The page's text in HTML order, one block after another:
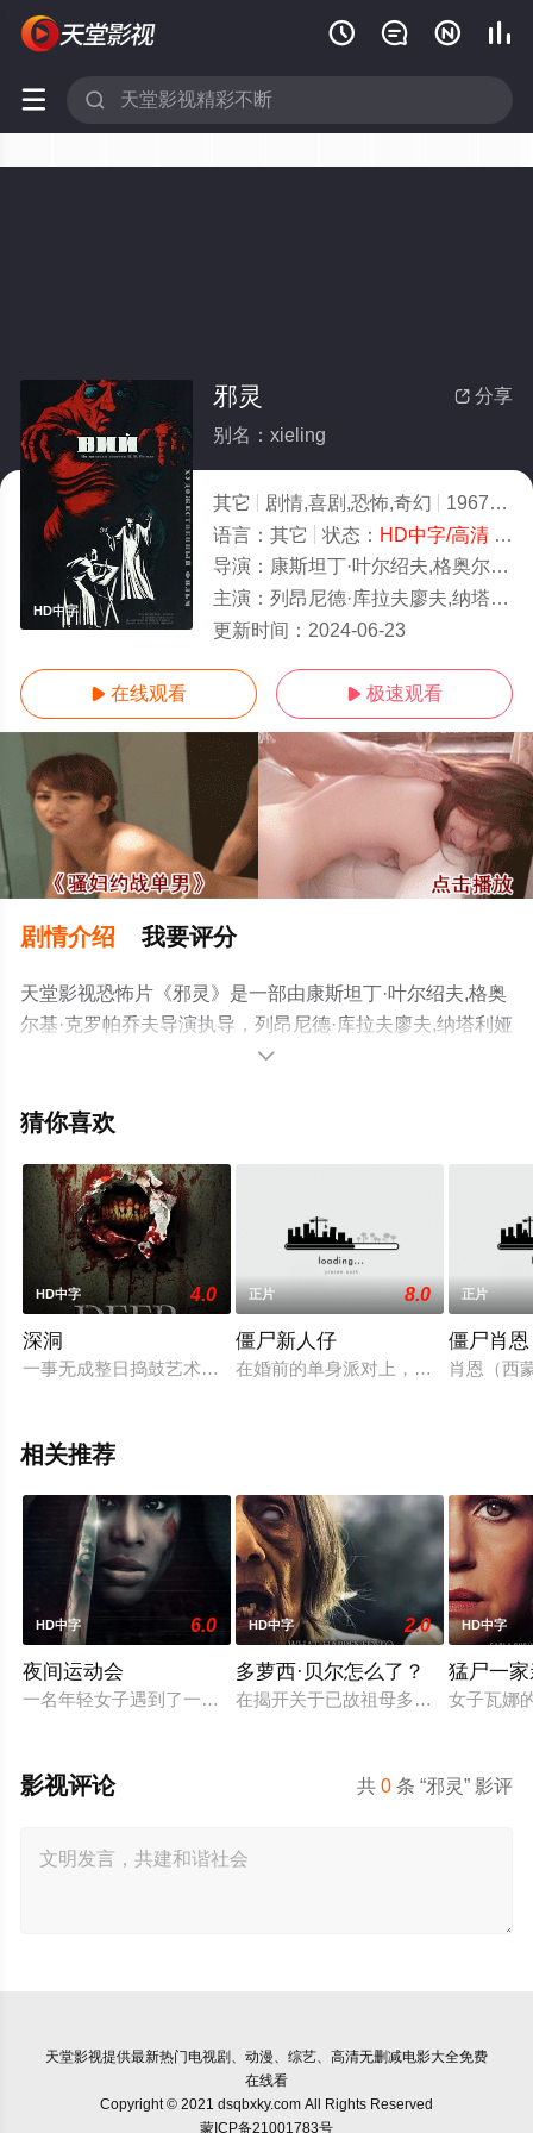
   
 
HD中字
 分享
邪灵
别名：xieling
其它 剧情,喜剧,恐怖,奇幻 1967
6.0
语言： 其它 状态： HD中字/高清- 免费在线观看
导演： 康斯坦丁·叶尔绍夫,格奥尔基·克罗帕乔夫
主演： 列昂尼德·库拉夫廖夫,纳塔利娅·瓦利,阿列克谢·格拉济林,尼古拉·库图佐夫,
更新时间： 2024-06-23
 在线观看  极速观看
剧情介绍 我要评分
天堂影视恐怖片《邪灵》是一部由康斯坦丁·叶尔绍夫,格奥
尔基·克罗帕乔夫导演执导，列昂尼德·库拉夫廖夫,纳塔利娅
·瓦利,阿列克谢·格拉济林,尼古拉·库图佐夫,瓦季姆·扎哈尔
普卡,斯捷潘·什库拉特,Georgiy,Sochevko,尼古拉·雅科夫琴
观看高清未删减完整版电影大全就上天堂电影网，更多相
关信息可移步至豆瓣电影、电视猫或剧情网等平台了解。

猜你喜欢
HD中字 4.0
深洞
一事无成整日捣鼓艺术品的赫曼在叔叔的介绍下，住进了一间神
正片 8.0
僵尸新人仔
在婚前的单身派对上，一位人力资源
正片
僵尸肖恩
肖恩（西
相关推荐
HD中字 6.0
夜间运动会
一名年轻女子遇到了一位在网上认识的富有男友。她很快发现
HD中字 2.0
多萝西·贝尔怎么了？
在揭开关于已故祖母多萝西·贝尔的
HD中字
猛尸一
女子瓦娜
共0 条 “邪灵” 影评
影视评论
天堂影视提供最新热门电视剧、动漫、综艺、高清无删减电影大全免费
在线看
Copyright © 2021 dsqbxky.com All Rights Reserved
蒙ICP备21001783号